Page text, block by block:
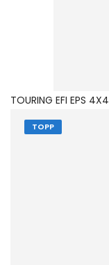
TOURING EFI EPS 4X4
TOPP